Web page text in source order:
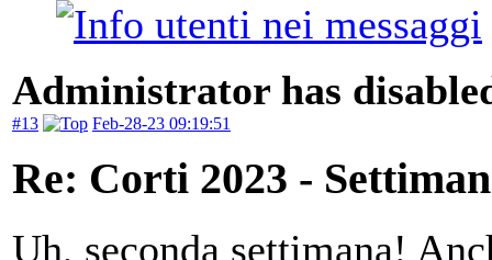
Administrator has
#13 Feb-28-23 09:19:51
Re: Corti 2023 -
Uh, seconda settimana!